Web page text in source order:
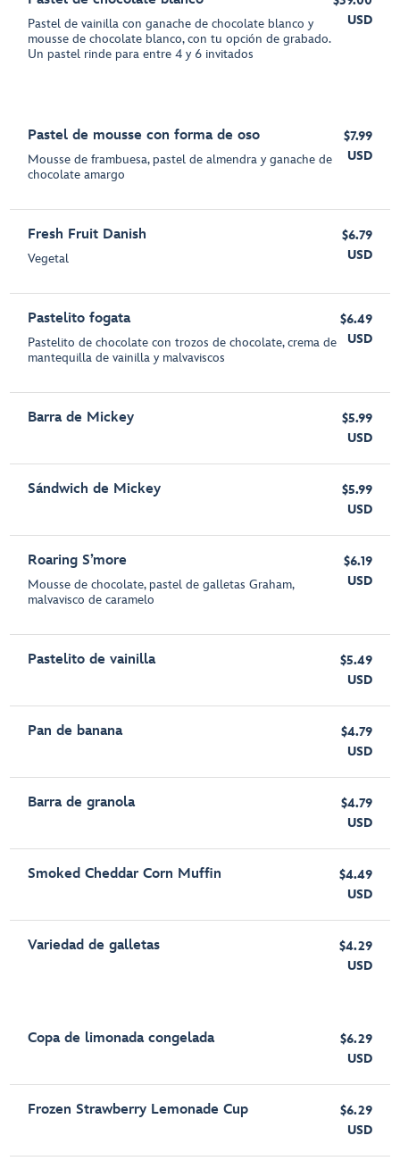
Pastel de vainilla con ganache de chocolate blanco y
mousse de chocolate blanco, con tu opción de grabado.
Un pastel rinde para entre 4 y 6 invitados
USD
Pastel de mousse con forma de oso
Mousse de frambuesa, pastel de almendra y ganache de
chocolate amargo
$7.99
USD
Fresh Fruit Danish
Vegetal
$6.79
USD
Pastelito fogata
Pastelito de chocolate con trozos de chocolate, crema de
mantequilla de vainilla y malvaviscos
$6.49
USD
Barra de Mickey
$5.99
USD
Sándwich de Mickey
$5.99
USD
Roaring S’more
Mousse de chocolate, pastel de galletas Graham,
malvavisco de caramelo
$6.19
USD
Pastelito de vainilla
$5.49
USD
Pan de banana
$4.79
USD
Barra de granola
$4.79
USD
Smoked Cheddar Corn Muffin
$4.49
USD
Variedad de galletas
$4.29
USD
Copa de limonada congelada
$6.29
USD
Frozen Strawberry Lemonade Cup
$6.29
USD